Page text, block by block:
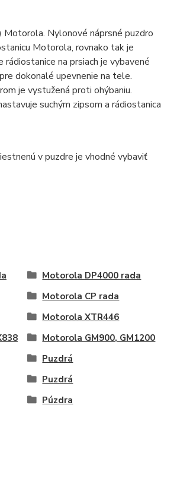
Nylonové náprsné puzdro
Motorola, rovnako tak je
na prsiach je vybavené
dokonalé upevnenie na tele.
je vystužená proti ohýbaniu.
suchým zipsom a rádiostanica
v puzdre je vhodné vybaviť
Motorola DP4000 rada
Motorola CP rada
Motorola XTR446
Motorola GM900, GM1200
Puzdrá
Puzdrá
Púzdra